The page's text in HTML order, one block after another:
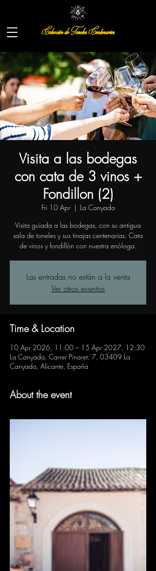
Colección de Toneles Centenarios
Visita a las bodegas
con cata de 3 vinos +
Fondillon (2)
Fri 10 Apr
  |
La Canyada
Visita guiada a las bodegas, con su antigua
sala de toneles y sus tinajas centenarias. Cata
de vinos y fondillón con nuestra enóloga.
Las entradas no están a la venta
Ver otros eventos
Time & Location
10 Apr 2026, 11:00 – 15 Apr 2027, 12:30
La Canyada, Carrer Pinaret, 7, 03409 La
Canyada, Alicante, España
About the event